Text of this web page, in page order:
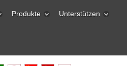
Produkte Unterstützen